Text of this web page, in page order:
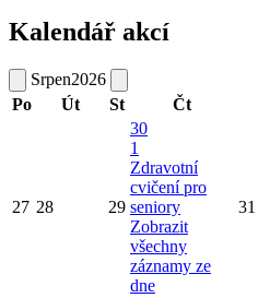
Kalendář akcí
Srpen2026
Po
Út St Čt
27 28 29
30
1
Zdravotní
cvičení pro
seniory
Zobrazit
všechny
záznamy ze
dne
31